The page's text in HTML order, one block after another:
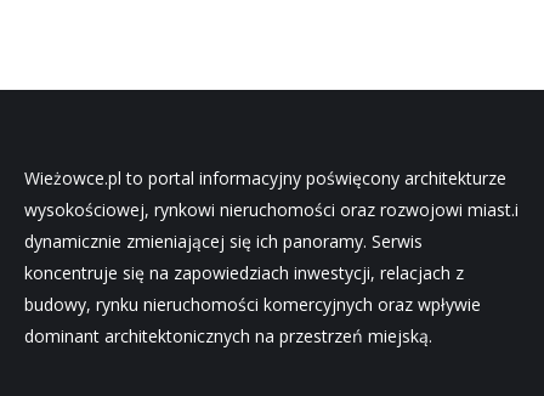
Wieżowce.pl to portal informacyjny poświęcony architekturze
wysokościowej, rynkowi nieruchomości oraz rozwojowi miast.i
dynamicznie zmieniającej się ich panoramy. Serwis
koncentruje się na zapowiedziach inwestycji, relacjach z
budowy, rynku nieruchomości komercyjnych oraz wpływie
dominant architektonicznych na przestrzeń miejską.